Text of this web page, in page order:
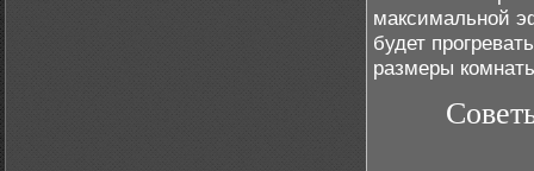
максимальной
будет
размеры